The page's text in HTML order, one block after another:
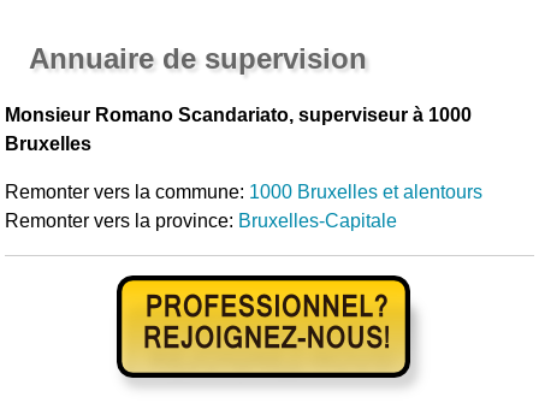
Annuaire de supervision
Monsieur Romano Scandariato, superviseur à 1000
Bruxelles
Remonter vers la commune: 1000 Bruxelles et alentours
Remonter vers la province: Bruxelles-Capitale